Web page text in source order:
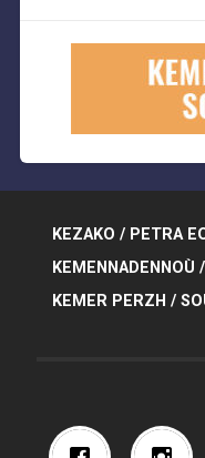
KEZAKO / PETRA
KEMENNADENNOÙ
KEMER PERZH /